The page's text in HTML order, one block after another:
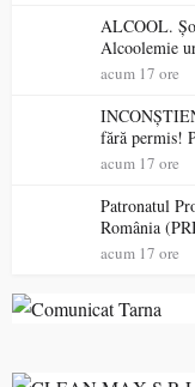
ALCOOL.
Alcoolemie
acum 17 ore
fără permis!
acum 17 ore
Patronatul
România
electrică a
acum 17 ore